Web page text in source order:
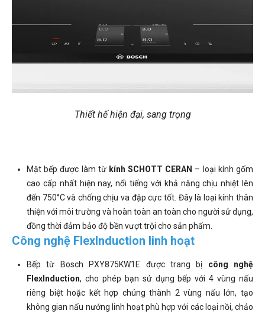
Thiết hế hiện đại, sang trọng
Mặt bếp được làm từ kính SCHOTT CERAN – loại kính gốm
cao cấp nhất hiện nay, nổi tiếng với khả năng chịu nhiệt lên
đến 750°C và chống chịu va đập cực tốt. Đây là loại kính thân
thiện với môi trường và hoàn toàn an toàn cho người sử dụng,
đồng thời đảm bảo độ bền vượt trội cho sản phẩm.
Công nghệ FlexInduction linh hoạt
Bếp từ Bosch PXY875KW1E được trang bị công nghệ
FlexInduction, cho phép bạn sử dụng bếp với 4 vùng nấu
riêng biệt hoặc kết hợp chúng thành 2 vùng nấu lớn, tạo
không gian nấu nướng linh hoạt phù hợp với các loại nồi, chảo